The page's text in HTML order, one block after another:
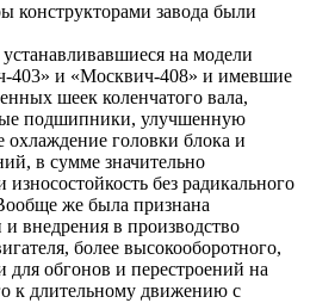
конструкторами завода были
на модели
403» и «Москвич-408» и имевшие
шеек коленчатого вала,
подшипники, улучшенную
охлаждение головки блока и
в сумме значительно
без радикального
же была признана
и внедрения в производство
более высокооборотного,
обгонов и перестроений на
к длительному движению с